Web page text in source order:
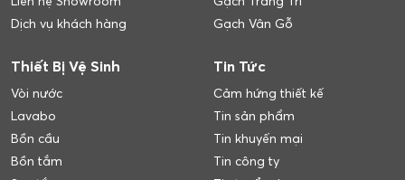
Dịch vụ khách hàng
Gạch Vân Gỗ
Thiết Bị Vệ Sinh
Vòi nước
Lavabo
Bồn cầu
Bồn tắm
Tin Tức
Cảm hứng thiết kế
Tin sản phẩm
Tin khuyến mại
Tin công ty